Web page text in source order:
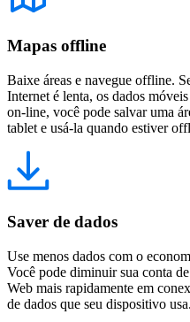
Mapas offline
Baixe áreas e navegue offline.
Internet é lenta, os dados
on-line, você pode salvar uma
tablet e usá-la quando estiver
Saver de dados
Use menos dados com o
Você pode diminuir sua conta
Web mais rapidamente em
de dados que seu dispositivo usa.